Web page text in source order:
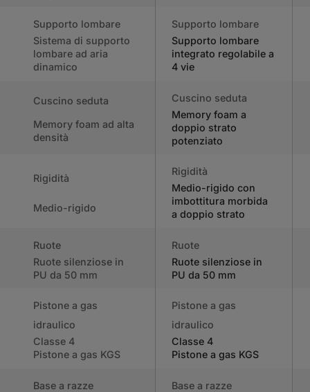
Supporto lombare
Sistema di supporto
lombare ad aria
dinamico
Supporto lombare
Supporto lombare
integrato regolabile a
4 vie
Cuscino seduta
Memory foam ad alta
densità
Cuscino seduta
Memory foam a
doppio strato
potenziato
Rigidità
Medio-rigido
Rigidità
Medio-rigido con
imbottitura morbida
a doppio strato
Ruote
Ruote silenziose in
PU da 50 mm
Ruote
Ruote silenziose in
PU da 50 mm
Pistone a gas
idraulico
Classe 4
Pistone a gas KGS
Pistone a gas
idraulico
Classe 4
Pistone a gas KGS
Base a razze
Base a razze